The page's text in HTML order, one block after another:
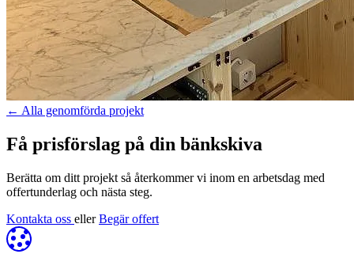
← Alla genomförda projekt
Få prisförslag på din bänkskiva
Berätta om ditt projekt så återkommer vi inom en arbetsdag med
offertunderlag och nästa steg.
Kontakta oss eller Begär offert